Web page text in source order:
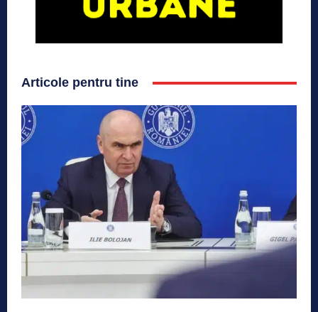
Articole pentru tine